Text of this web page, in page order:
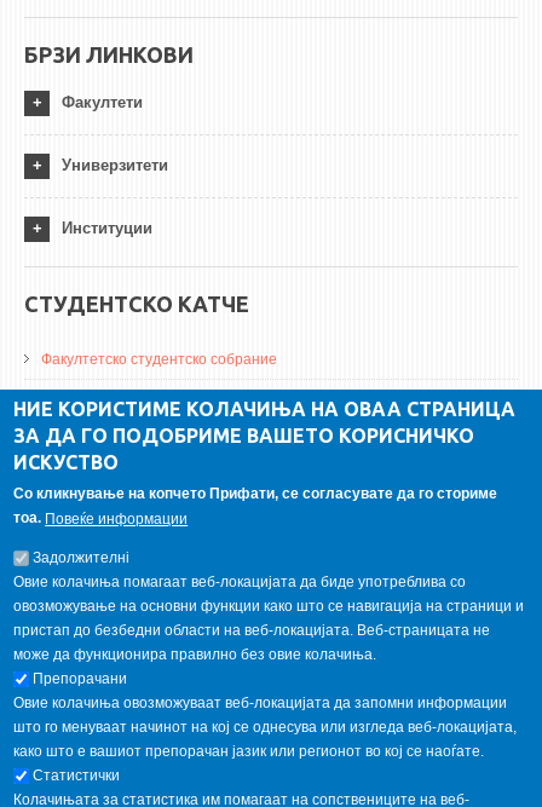
БРЗИ ЛИНКОВИ
Факултети
Универзитети
Институции
СТУДЕНТСКО КАТЧЕ
Факултетско студентско собрание
ДА Винчи магазин
Алумни асоцијација
ГАЛЕРИЈА
НИЕ КОРИСТИМЕ КОЛАЧИЊА НА ОВАА СТРАНИЦА
ЗА ДА ГО ПОДОБРИМЕ ВАШЕТО КОРИСНИЧКО
ИСКУСТВО
Со кликнување на копчето Прифати, се согласувате да го сториме
тоа. Повеќе информации
Задолжителнi
Овие колачиња помагаат веб-локацијата да биде употреблива со
овозможување на основни функции како што се навигација на страници и
пристап до безбедни области на веб-локацијата. Веб-страницата не
може да функционира правилно без овие колачиња.
Препорачани
Овие колачиња овозможуваат веб-локацијата да запомни информации
што го менуваат начинот на кој се однесува или изгледа веб-локацијата,
како што е вашиот препорачан јазик или регионот во кој се наоѓате.
Статистички
Колачињата за статистика им помагаат на сопствениците на веб-